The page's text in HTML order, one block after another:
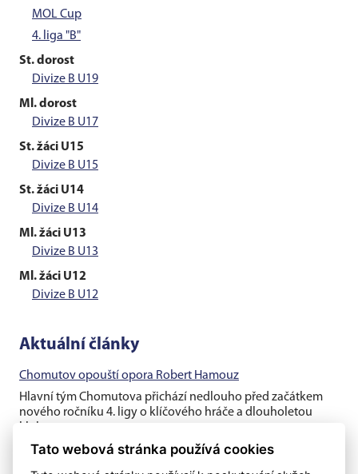
MOL Cup
4. liga "B"
St. dorost
Divize B U19
Ml. dorost
Divize B U17
St. žáci U15
Divize B U15
St. žáci U14
Divize B U14
Ml. žáci U13
Divize B U13
Ml. žáci U12
Divize B U12
Aktuální články
Chomutov opouští opora Robert Hamouz
Hlavní tým Chomutova přichází nedlouho před začátkem
nového ročníku 4. ligy o klíčového hráče a dlouholetou
Tato webová stránka používá cookies